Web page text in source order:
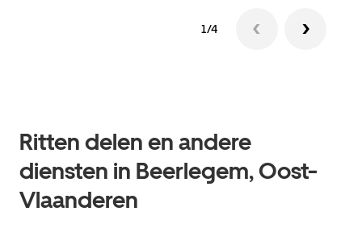
1/4
Ritten delen en andere
diensten in Beerlegem, Oost-
Vlaanderen